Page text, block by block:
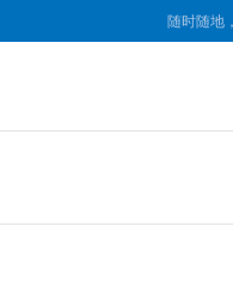
随时随地